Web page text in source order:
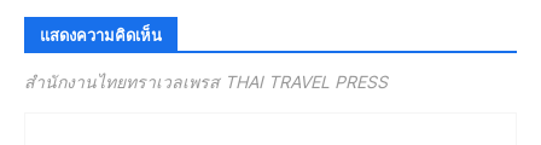
แสดงความคิดเห็น
สำนักงานไทยทราเวลเพรส THAI TRAVEL PRESS